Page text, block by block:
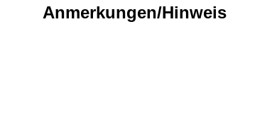
Anmer­kun­gen/Hin­weis